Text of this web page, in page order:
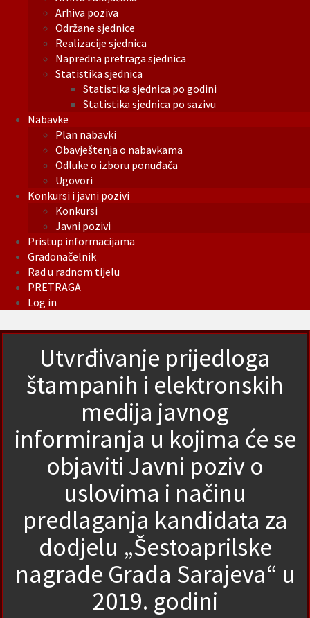
Arhiva poziva
Održane sjednice
Realizacije sjednica
Napredna pretraga sjednica
Statistika sjednica
Statistika sjednica po godini
Statistika sjednica po sazivu
Nabavke
Plan nabavki
Obavještenja o nabavkama
Odluke o izboru ponuđača
Ugovori
Konkursi i javni pozivi
Konkursi
Javni pozivi
Pristup informacijama
Gradonačelnik
Rad u radnom tijelu
PRETRAGA
Log in
Utvrđivanje prijedloga
štampanih i elektronskih
medija javnog
informiranja u kojima će se
objaviti Javni poziv o
uslovima i načinu
predlaganja kandidata za
dodjelu „Šestoaprilske
nagrade Grada Sarajeva“ u
2019. godini